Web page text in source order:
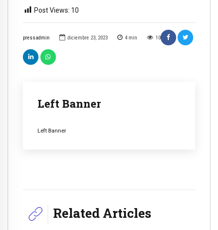
pressadmin diciembre 23, 2023 4 min 10
Left Banner
Left Banner
Post Views: 10
Related Articles